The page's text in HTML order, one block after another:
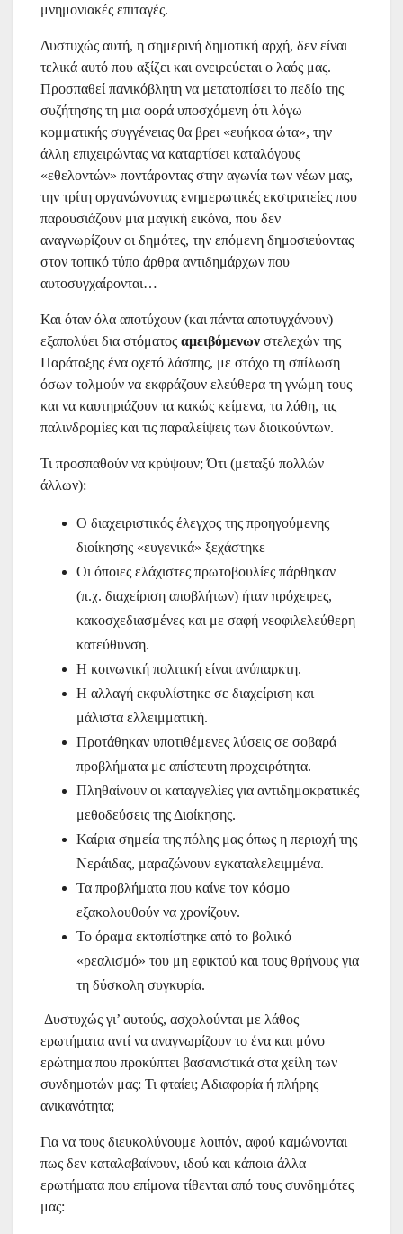
μνημονιακές επιταγές.
Δυστυχώς αυτή, η σημερινή δημοτική αρχή, δεν είναι
τελικά αυτό που αξίζει και ονειρεύεται ο λαός μας.
Προσπαθεί πανικόβλητη να μετατοπίσει το πεδίο της
συζήτησης τη μια φορά υποσχόμενη ότι λόγω
κομματικής συγγένειας θα βρει «ευήκοα ώτα», την
άλλη επιχειρώντας να καταρτίσει καταλόγους
«εθελοντών» ποντάροντας στην αγωνία των νέων μας,
την τρίτη οργανώνοντας ενημερωτικές εκστρατείες που
παρουσιάζουν μια μαγική εικόνα, που δεν
αναγνωρίζουν οι δημότες, την επόμενη δημοσιεύοντας
στον τοπικό τύπο άρθρα αντιδημάρχων που
αυτοσυγχαίρονται…
Και όταν όλα αποτύχουν (και πάντα αποτυγχάνουν)
εξαπολύει δια στόματος αμειβόμενων στελεχών της
Παράταξης ένα οχετό λάσπης, με στόχο τη σπίλωση
όσων τολμούν να εκφράζουν ελεύθερα τη γνώμη τους
και να καυτηριάζουν τα κακώς κείμενα, τα λάθη, τις
παλινδρομίες και τις παραλείψεις των διοικούντων.
Τι προσπαθούν να κρύψουν; Ότι (μεταξύ πολλών
άλλων):
Ο διαχειριστικός έλεγχος της προηγούμενης
διοίκησης «ευγενικά» ξεχάστηκε
Οι όποιες ελάχιστες πρωτοβουλίες πάρθηκαν
(π.χ. διαχείριση αποβλήτων) ήταν πρόχειρες,
κακοσχεδιασμένες και με σαφή νεοφιλελεύθερη
κατεύθυνση.
Η κοινωνική πολιτική είναι ανύπαρκτη.
Η αλλαγή εκφυλίστηκε σε διαχείριση και
μάλιστα ελλειμματική.
Προτάθηκαν υποτιθέμενες λύσεις σε σοβαρά
προβλήματα με απίστευτη προχειρότητα.
Πληθαίνουν οι καταγγελίες για αντιδημοκρατικές
μεθοδεύσεις της Διοίκησης.
Καίρια σημεία της πόλης μας όπως η περιοχή της
Νεράιδας, μαραζώνουν εγκαταλελειμμένα.
Τα προβλήματα που καίνε τον κόσμο
εξακολουθούν να χρονίζουν.
Το όραμα εκτοπίστηκε από το βολικό
«ρεαλισμό» του μη εφικτού και τους θρήνους για
τη δύσκολη συγκυρία.
Δυστυχώς γι’ αυτούς, ασχολούνται με λάθος
ερωτήματα αντί να αναγνωρίζουν το ένα και μόνο
ερώτημα που προκύπτει βασανιστικά στα χείλη των
συνδημοτών μας: Τι φταίει; Αδιαφορία ή πλήρης
ανικανότητα;
Για να τους διευκολύνουμε λοιπόν, αφού καμώνονται
πως δεν καταλαβαίνουν, ιδού και κάποια άλλα
ερωτήματα που επίμονα τίθενται από τους συνδημότες
μας: